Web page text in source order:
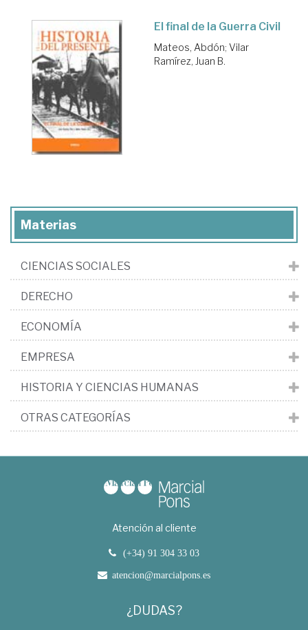
El final de la Guerra Civil
Mateos, Abdón; Vilar
Ramírez, Juan B.
Materias
CIENCIAS SOCIALES
DERECHO
ECONOMÍA
EMPRESA
HISTORIA Y CIENCIAS HUMANAS
OTRAS CATEGORÍAS
Atención al cliente
(+34) 91 304 33 03
atencion@marcialpons.es
¿DUDAS?